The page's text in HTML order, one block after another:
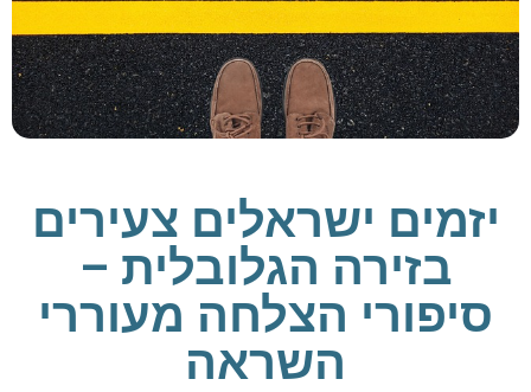
יזמים ישראלים צעירים
בזירה הגלובלית –
סיפורי הצלחה מעוררי
השראה